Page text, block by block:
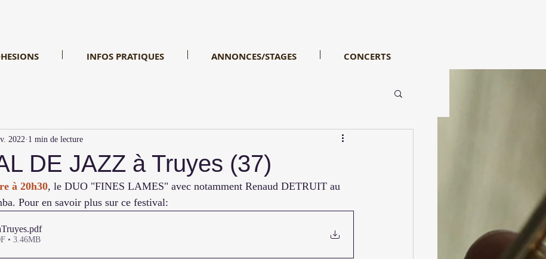
INFOS PRATIQUES ANNONCES/STAGES CONCERTS
DE JAZZ à Truyes (37)
2022 1 min de lecture
à 20h30, le DUO "FINES LAMES" avec notamment Renaud DETRUIT au
Pour en savoir plus sur ce festival:
.pdf
• 3.46MB